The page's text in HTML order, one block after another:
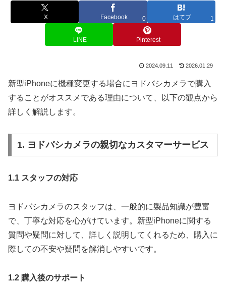
X Facebook 0 はてブ 1
LINE Pinterest
2024.09.11 2026.01.29
新型iPhoneに機種変更する場合にヨドバシカメラで購入
することがオススメである理由について、以下の観点から
詳しく解説します。
1. ヨドバシカメラの親切なカスタマーサービス
1.1 スタッフの対応
ヨドバシカメラのスタッフは、一般的に製品知識が豊富
で、丁寧な対応を心がけています。新型iPhoneに関する
質問や疑問に対して、詳しく説明してくれるため、購入に
際しての不安や疑問を解消しやすいです。
1.2 購入後のサポート